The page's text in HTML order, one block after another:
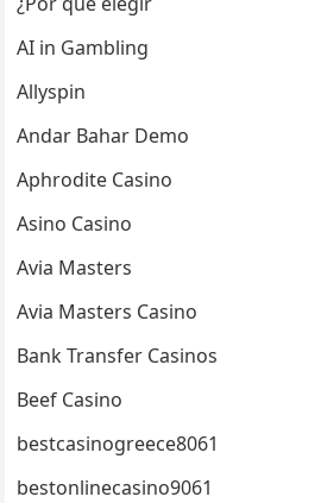
AI in Gambling
Allyspin
Andar Bahar Demo
Aphrodite Casino
Asino Casino
Avia Masters
Avia Masters Casino
Bank Transfer Casinos
Beef Casino
bestcasinogreece8061
bestonlinecasino9061